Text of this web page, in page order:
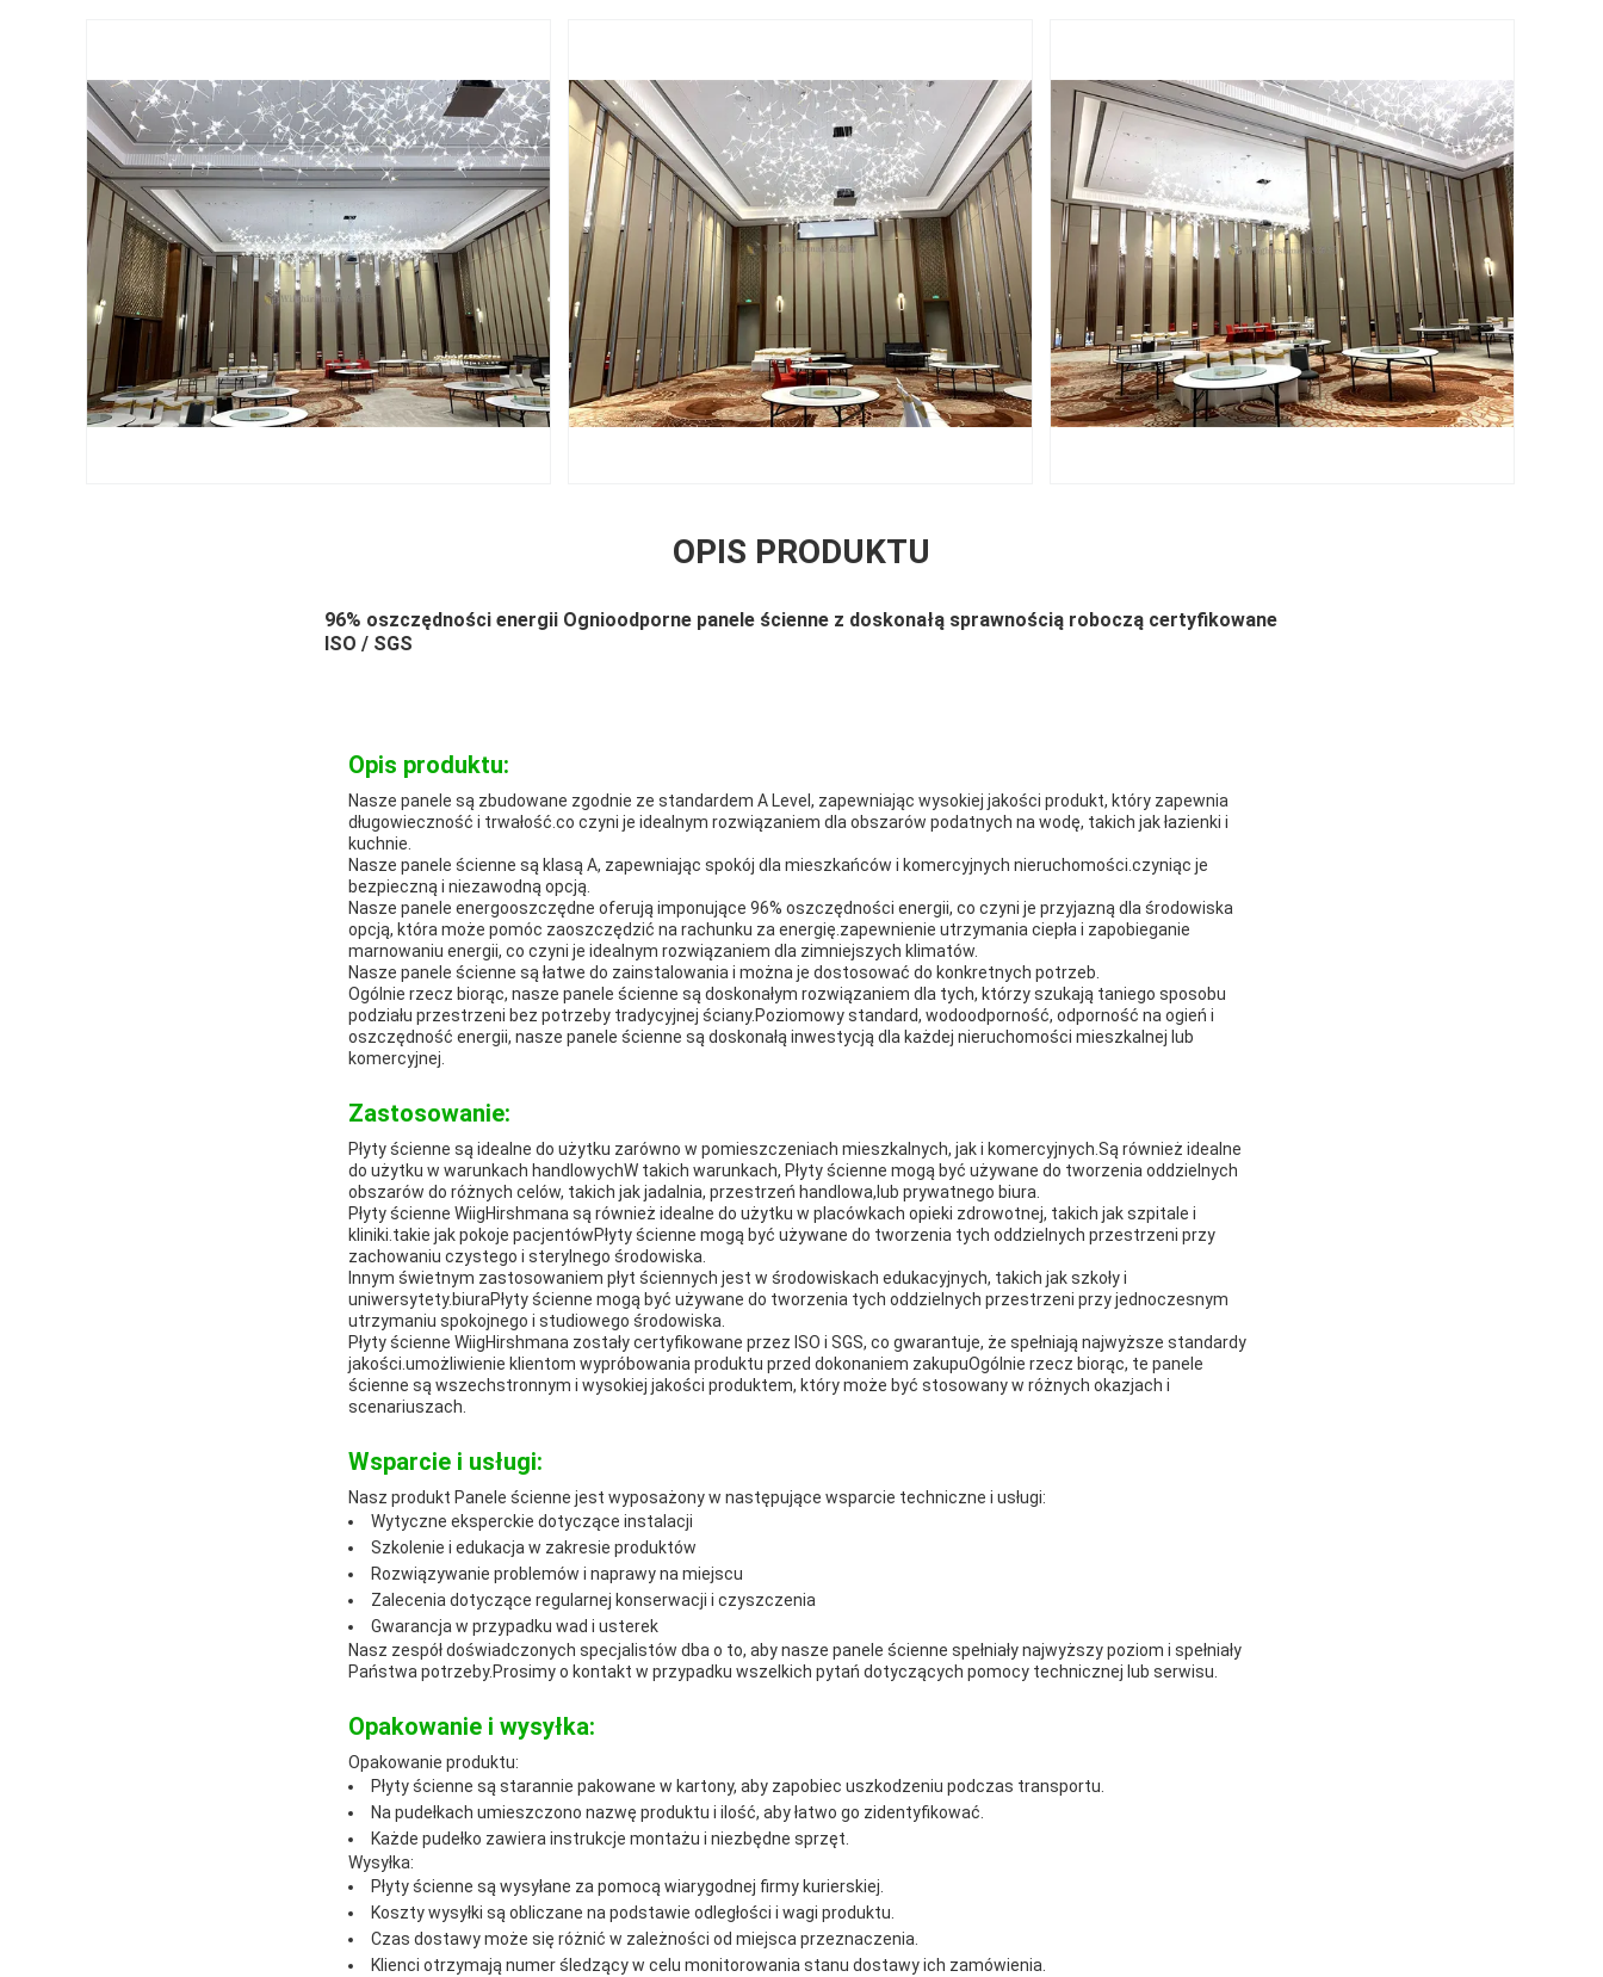
OPIS PRODUKTU
96% oszczędności energii Ognioodporne panele ścienne z doskonałą sprawnością roboczą certyfikowane
ISO / SGS
Opis produktu:
Nasze panele są zbudowane zgodnie ze standardem A Level, zapewniając wysokiej jakości produkt, który zapewnia
długowieczność i trwałość.co czyni je idealnym rozwiązaniem dla obszarów podatnych na wodę, takich jak łazienki i
kuchnie.
Nasze panele ścienne są klasą A, zapewniając spokój dla mieszkańców i komercyjnych nieruchomości.czyniąc je
bezpieczną i niezawodną opcją.
Nasze panele energooszczędne oferują imponujące 96% oszczędności energii, co czyni je przyjazną dla środowiska
opcją, która może pomóc zaoszczędzić na rachunku za energię.zapewnienie utrzymania ciepła i zapobieganie
marnowaniu energii, co czyni je idealnym rozwiązaniem dla zimniejszych klimatów.
Nasze panele ścienne są łatwe do zainstalowania i można je dostosować do konkretnych potrzeb.
Ogólnie rzecz biorąc, nasze panele ścienne są doskonałym rozwiązaniem dla tych, którzy szukają taniego sposobu
podziału przestrzeni bez potrzeby tradycyjnej ściany.Poziomowy standard, wodoodporność, odporność na ogień i
oszczędność energii, nasze panele ścienne są doskonałą inwestycją dla każdej nieruchomości mieszkalnej lub
komercyjnej.
Zastosowanie:
Płyty ścienne są idealne do użytku zarówno w pomieszczeniach mieszkalnych, jak i komercyjnych.Są również idealne
do użytku w warunkach handlowychW takich warunkach, Płyty ścienne mogą być używane do tworzenia oddzielnych
obszarów do różnych celów, takich jak jadalnia, przestrzeń handlowa,lub prywatnego biura.
Płyty ścienne WiigHirshmana są również idealne do użytku w placówkach opieki zdrowotnej, takich jak szpitale i
kliniki.takie jak pokoje pacjentówPłyty ścienne mogą być używane do tworzenia tych oddzielnych przestrzeni przy
zachowaniu czystego i sterylnego środowiska.
Innym świetnym zastosowaniem płyt ściennych jest w środowiskach edukacyjnych, takich jak szkoły i
uniwersytety.biuraPłyty ścienne mogą być używane do tworzenia tych oddzielnych przestrzeni przy jednoczesnym
utrzymaniu spokojnego i studiowego środowiska.
Płyty ścienne WiigHirshmana zostały certyfikowane przez ISO i SGS, co gwarantuje, że spełniają najwyższe standardy
jakości.umożliwienie klientom wypróbowania produktu przed dokonaniem zakupuOgólnie rzecz biorąc, te panele
ścienne są wszechstronnym i wysokiej jakości produktem, który może być stosowany w różnych okazjach i
scenariuszach.
Wsparcie i usługi:
Nasz produkt Panele ścienne jest wyposażony w następujące wsparcie techniczne i usługi:
Wytyczne eksperckie dotyczące instalacji
Szkolenie i edukacja w zakresie produktów
Rozwiązywanie problemów i naprawy na miejscu
Zalecenia dotyczące regularnej konserwacji i czyszczenia
Gwarancja w przypadku wad i usterek
Nasz zespół doświadczonych specjalistów dba o to, aby nasze panele ścienne spełniały najwyższy poziom i spełniały
Państwa potrzeby.Prosimy o kontakt w przypadku wszelkich pytań dotyczących pomocy technicznej lub serwisu.
Opakowanie i wysyłka:
Opakowanie produktu:
Płyty ścienne są starannie pakowane w kartony, aby zapobiec uszkodzeniu podczas transportu.
Na pudełkach umieszczono nazwę produktu i ilość, aby łatwo go zidentyfikować.
Każde pudełko zawiera instrukcje montażu i niezbędne sprzęt.
Wysyłka:
Płyty ścienne są wysyłane za pomocą wiarygodnej firmy kurierskiej.
Koszty wysyłki są obliczane na podstawie odległości i wagi produktu.
Czas dostawy może się różnić w zależności od miejsca przeznaczenia.
Klienci otrzymają numer śledzący w celu monitorowania stanu dostawy ich zamówienia.